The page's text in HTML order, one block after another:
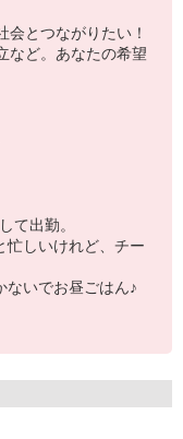
とつながりたい！
など。あなたの希望
て出勤。
忙しいけれど、チー
ないでお昼ごはん♪